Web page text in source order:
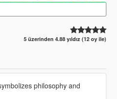
5 üzerinden 4.88 yıldız (12 oy ile)
philosophy and